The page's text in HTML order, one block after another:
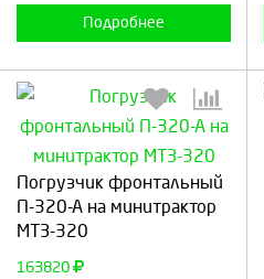
Подробнее
Погрузчик фронтальный
П-320-А на минитрактор
МТЗ-320
163820
Выберите количество:
Продолжить